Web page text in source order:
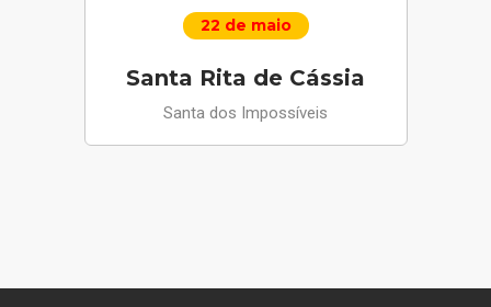
22 de maio
Santa Rita de Cássia
Santa dos Impossíveis